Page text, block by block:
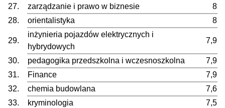
27. zarządzanie i prawo w biznesie
8
28.
orientalistyka 8
29.
inżynieria pojazdów elektrycznych i
hybrydowych
7,9
30. pedagogika przedszkolna i wczesnoszkolna
7,9
31.
Finance
7,9
32.
chemia budowlana
7,6
33.
kryminologia
7,5